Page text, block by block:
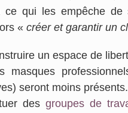
ce qui les empêche
« créer et garantir un
un espace de
masques
seront moins présents.
des groupes de